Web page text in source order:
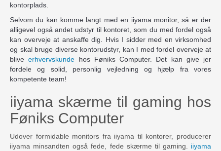
kontorplads.
Selvom du kan komme langt med en iiyama monitor, så er der
alligevel også andet udstyr til kontoret, som du med fordel også
kan overveje at anskaffe dig. Hvis I sidder med en virksomhed
og skal bruge diverse kontorudstyr, kan I med fordel overveje at
bliveerhvervskunde hos Føniks Computer. Det kan give jer
fordele og solid, personlig vejledning og hjælp fra vores
kompetente team!
iiyama skærme til gaming hos
Føniks Computer
Udover formidable monitors fra iiyama til kontorer, producerer
iiyama minsandten også fede, fede skærme til gaming. iiyama